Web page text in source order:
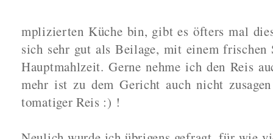
mplizierten Küche bin, gibt es öfters mal
sich sehr gut als Beilage, mit einem frischen
Hauptmahlzeit. Gerne nehme ich den Reis
mehr ist zu dem Gericht auch nicht
tomatiger Reis :) !